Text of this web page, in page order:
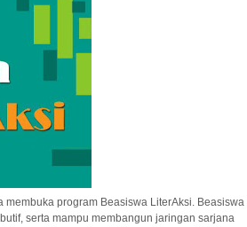
program Beasiswa LiterAksi. Beasiswa
serta mampu membangun jaringan sarjana